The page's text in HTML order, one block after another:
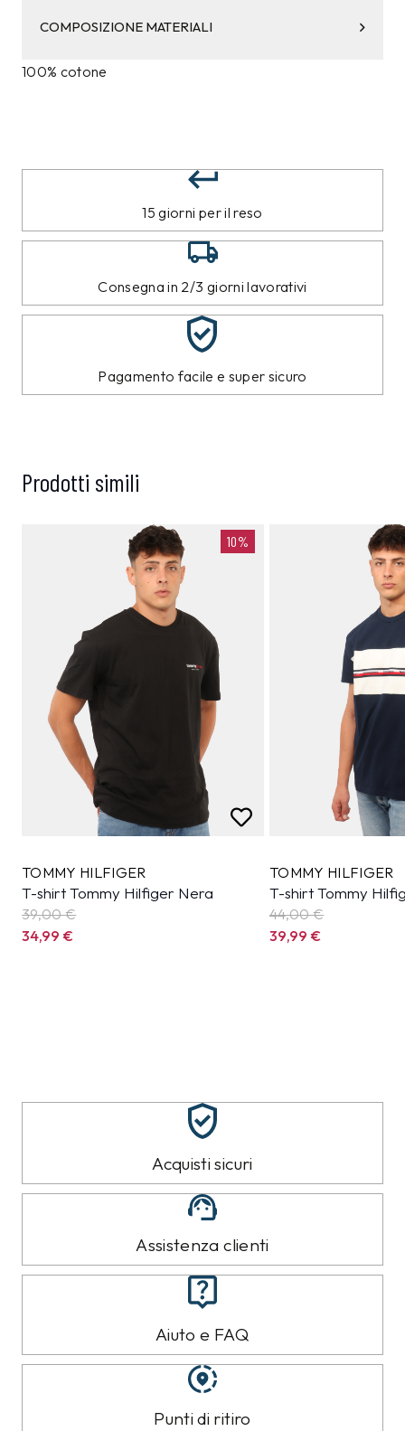
COMPOSIZIONE MATERIALI
100% cotone
15 giorni per il reso
Consegna in 2/3 giorni lavorativi
Pagamento facile e super sicuro
Prodotti simili
10%
TOMMY HILFIGER
T-shirt Tommy Hilfiger Nera
39,00 €
34,99€
TOMMY HILFIGER
T-shirt Tommy
44,00 €
39,99€
Acquisti sicuri
Assistenza clienti
Aiuto e FAQ
Punti di ritiro